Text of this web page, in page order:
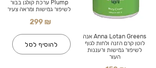
Plump ערכת קולגן בבור
לשיפור גמישות ומראה צעיר
299 ₪
להוסיף לסל
Anna Lotan Greens אנה
לוטן קרם הזנה ולחות לגוף
לשיפור גמישות ורעננות
העור